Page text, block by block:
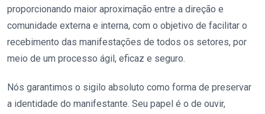
proporcionando maior aproximação entre a direção e
comunidade externa e interna, com o objetivo de facilitar o
recebimento das manifestações de todos os setores, por
meio de um processo ágil, eficaz e seguro.
Nós garantimos o sigilo absoluto como forma de preservar
a identidade do manifestante. Seu papel é o de ouvir,